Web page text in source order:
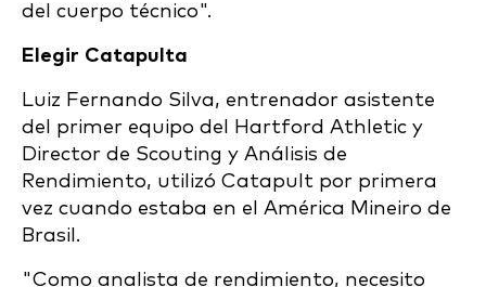
del cuerpo técnico".
Elegir Catapulta
Luiz Fernando Silva, entrenador asistente
del primer equipo del Hartford Athletic y
Director de Scouting y Análisis de
Rendimiento, utilizó Catapult por primera
vez cuando estaba en el América Mineiro de
Brasil.
"Como analista de rendimiento, necesito